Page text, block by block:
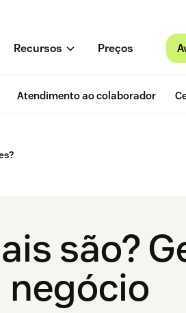
Recursos Preços
Atendimento ao colaborador
são?
negócio